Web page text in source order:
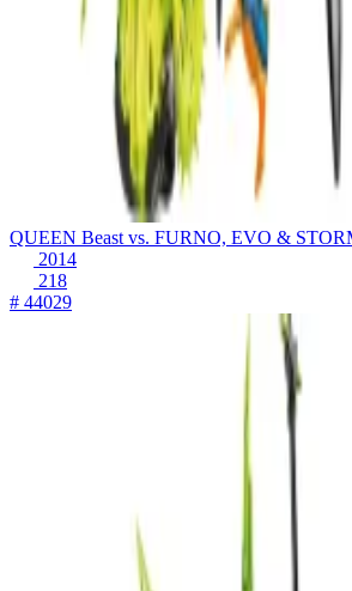
QUEEN Beast vs. FURNO, EVO &
2014
218
# 44029